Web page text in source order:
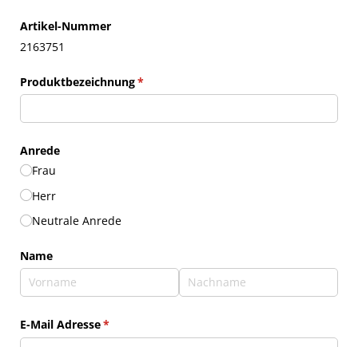
Artikel-Nummer
2163751
Produktbezeichnung*
(erforderlich)
Anrede
Frau
Herr
Neutrale Anrede
Name
E-Mail Adresse*
(erforderlich)